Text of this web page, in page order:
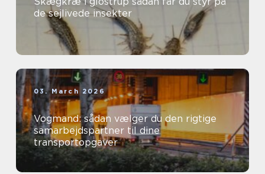
de sejlivede insekter
03. March 2026
Vogmand: sådan vælger du den rigtige
samarbejdspartner til dine
transportopgaver